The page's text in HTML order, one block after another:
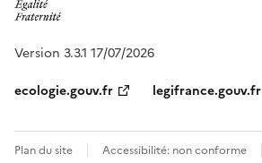
Version 3.3.1 17/07/2026
ecologie.gouv.fr
legifrance.gouv.fr
Plan du site Accessibilité: non conforme